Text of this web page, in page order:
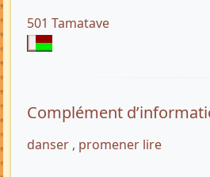
501 Tamatave
Complément
danser , promener lire